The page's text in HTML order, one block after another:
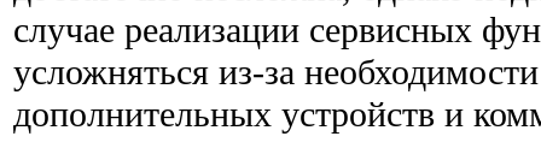
случае реализации сервисных
усложняться из-за
дополнительных устройств и